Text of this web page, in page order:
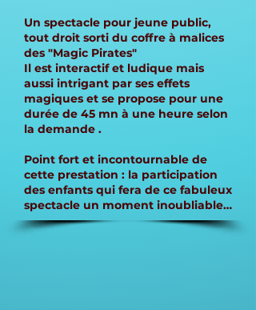
Un spectacle pour jeune public,
tout droit sorti du coffre à malices
des "Magic Pirates"
Il est interactif et ludique mais
aussi intrigant par ses effets
magiques et se propose pour une
durée de 45 mn à une heure selon
la demande .
Point fort et incontournable de
cette prestation : la participation
des enfants qui fera de ce fabuleux
spectacle un moment inoubliable…